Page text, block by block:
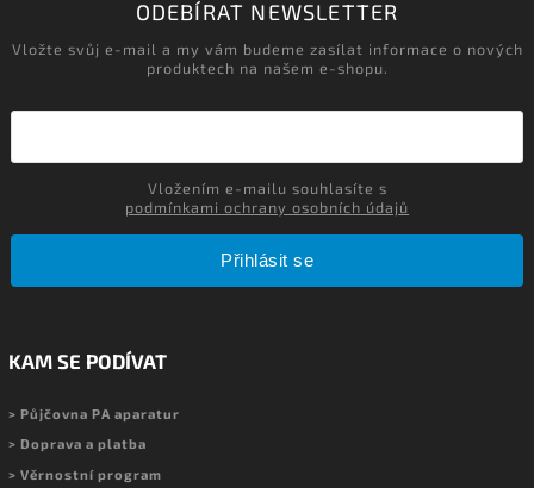
ODEBÍRAT NEWSLETTER
Vložte svůj e-mail a my vám budeme zasílat informace o nových
produktech na našem e-shopu.
podmínkami ochrany osobních údajů
Přihlásit se
KAM SE PODÍVAT
> Půjčovna PA aparatur
> Doprava a platba
> Věrnostní program